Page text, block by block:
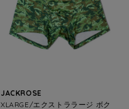
JACKROSE
XLARGE/エクストララージ ボク